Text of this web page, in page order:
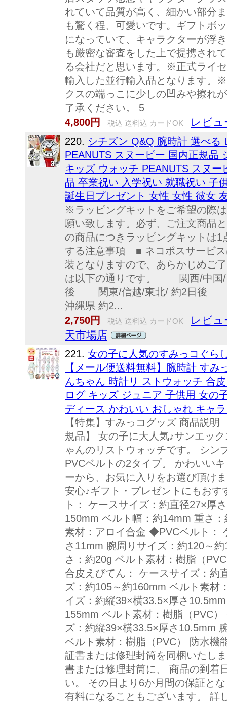
れていて品質が高く、細かい部分
も驚く程、可愛いです。ギフトボ
になっていて、キャラクターが浮
も厳密な審査をした上で提携され
る会社だと思います。※正式ライ
輸入した並行輸入品となります。
クスの端っこに少しの凹みや擦れ
了承ください。 5
4,800円
税込 送料込 カードOK レビュ
220. シチズン Q&Q 腕時計 選べる
PEANUTS スヌーピー 国内正規品
キッズ ウォッチ PEANUTS スヌ
品 卒業祝い 入学祝い 就職祝い 子
誕生日プレゼント 女性 女性 彼女
※ラッピングキットをご希望の際
願い致します。必ず、ご注文商品
の商品につきラッピングキットは
する注意事項 ■ ネコポスサービ
装となりますので、あらかじめご
は以下の通りです。 関西/中国/
後 関東/信越/東北/ 約2日後
沖縄県 約2...
2,750円
税込 送料込 カードOK
レビュ
天市場店
221. 女の子に人気のすみっコぐら
【メール便送料無料】腕時計 す
んちゃん 時計リ ストウォッチ 合
ログ キッズ ジュニア 子供用 女の
ディース かわいい おしゃれ キャ
【特集】すみっコグッズ 商品説
規品】 女の子に大人気♪サンエッ
ゃんのリストウォッチです。 シン
PVCベルトの2タイプ。 かわいい
ーから、お気に入りをお選び頂け
安心♪ギフト・プレゼントにもお
ト： ケースサイズ：約直径27×厚
150mm ベルト幅：約14mm 重さ
素材：アロイ合金 ◆PVCベルト：
さ11mm 腕周りサイズ：約120～
さ：約20g ベルト素材：樹脂（
合皮えびてん： ケースサイズ：約
ズ：約105～約160mm ベルト素
イズ：約縦39×横33.5×厚さ
155mm ベルト素材：樹脂（PVC
ズ：約縦39×横33.5×厚さ10.5mm
ベルト素材：樹脂（PVC） 防水機
証書または修理封筒を同梱いたし
書または修理封筒に、 商品の到着
い。 その日より6か月間の保証と
有料になることもございます。 詳